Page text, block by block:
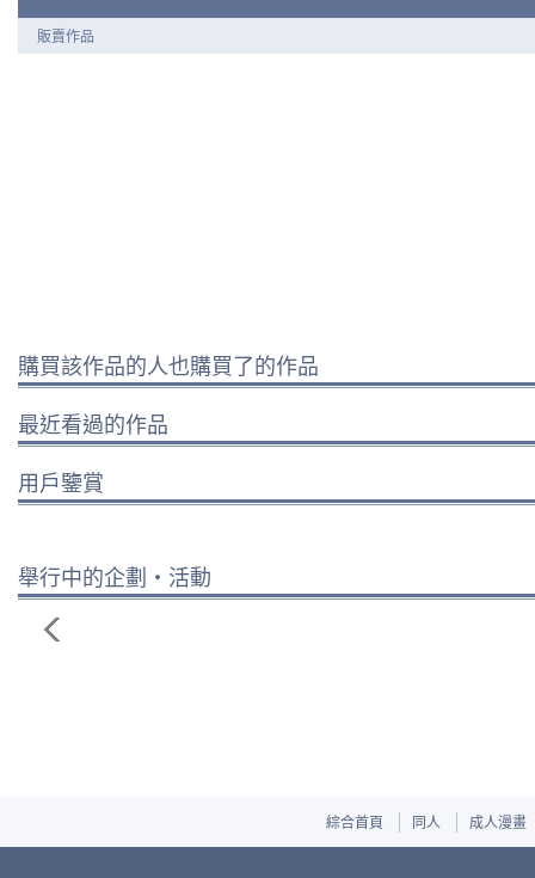
販賣作品
購買該作品的人也購買了的作品
最近看過的作品
用戶鑒賞
舉行中的企劃・活動
綜合首頁 同人 成人漫畫